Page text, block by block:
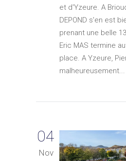
et d'Yzeure. A
DEPOND s'en est
prenant une belle
Eric MAS termine
place. A Yzeure,
malheureusement...
04
Nov